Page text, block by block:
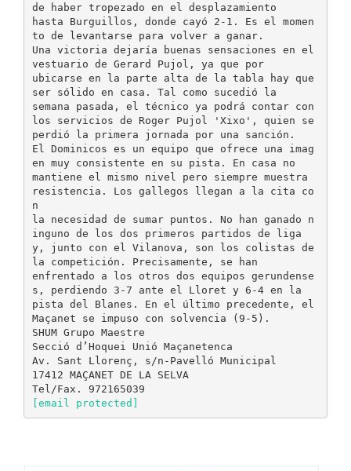
de haber tropezado en el desplazamiento
hasta Burguillos, donde cayó 2-1. Es el momen
to de levantarse para volver a ganar.
Una victoria dejaría buenas sensaciones en el
vestuario de Gerard Pujol, ya que por
ubicarse en la parte alta de la tabla hay que
ser sólido en casa. Tal como sucedió la
semana pasada, el técnico ya podrá contar con
los servicios de Roger Pujol 'Xixo', quien se
perdió la primera jornada por una sanción.
El Dominicos es un equipo que ofrece una imag
en muy consistente en su pista. En casa no
mantiene el mismo nivel pero siempre muestra
resistencia. Los gallegos llegan a la cita co
n
la necesidad de sumar puntos. No han ganado n
inguno de los dos primeros partidos de liga
y, junto con el Vilanova, son los colistas de
la competición. Precisamente, se han
enfrentado a los otros dos equipos gerundense
s, perdiendo 3-7 ante el Lloret y 6-4 en la
pista del Blanes. En el último precedente, el
Maçanet se impuso con solvencia (9-5).
SHUM Grupo Maestre
Secció d’Hoquei Unió Maçanetenca
Av. Sant Llorenç, s/n-Pavelló Municipal
17412 MAÇANET DE LA SELVA
[email protected]